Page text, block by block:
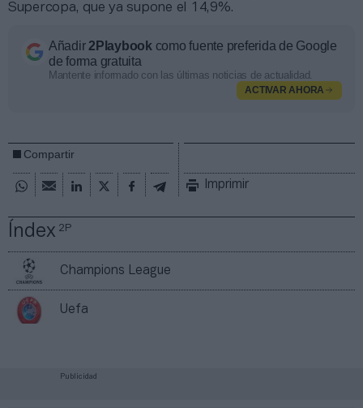
Índex2P
Champions League
Uefa
Supercopa, que ya supone el 14,9%.
Añadir2Playbook como fuente preferida de Google
de forma gratuita
Mantente informado con las últimas noticias de actualidad.
ACTIVAR AHORA
Compartir
Imprimir
Publicidad